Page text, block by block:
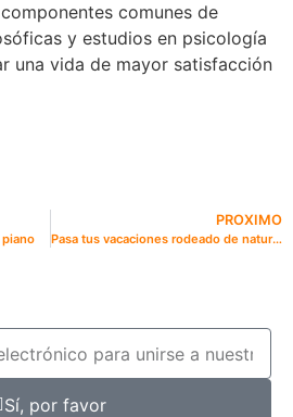
comunes de
y estudios en psicología
una vida de mayor satisfacción
piano
PROXIMO
Pasa tus vacaciones rodeado de naturaleza en La Costa de Valencia.
Sí, por favor